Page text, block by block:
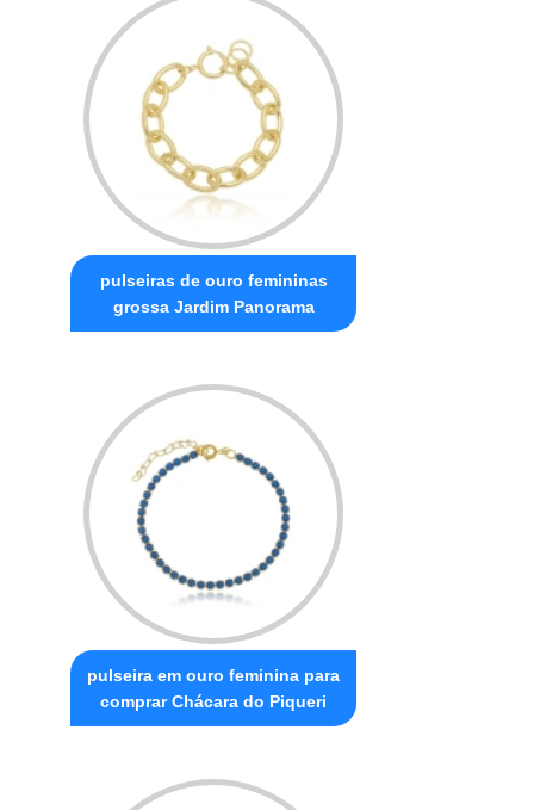
pulseiras de ouro femininas
grossa Jardim Panorama
pulseira em ouro feminina para
comprar Chácara do Piqueri